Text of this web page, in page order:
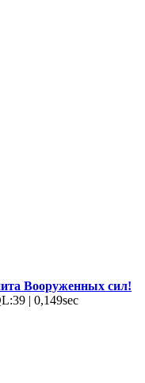
Вооруженных сил!
| 0,149sec